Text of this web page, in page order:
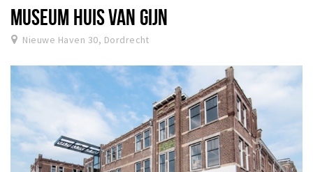
MUSEUM HUIS VAN GIJN
Nieuwe Haven 30, Dordrecht